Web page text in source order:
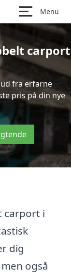
Menu
carport
fra erfarne
pris på din nye
carport i
dig
også